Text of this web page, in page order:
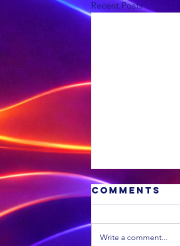
Recent Posts
Comments
Write a comment...